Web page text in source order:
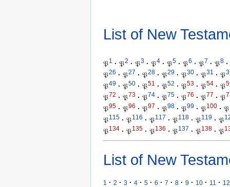
List of New
𝔓1 · 𝔓2 · 𝔓3 · 𝔓4 · 𝔓5 · 𝔓6 · 𝔓7 · 𝔓8 ·
𝔓26 · 𝔓27 · 𝔓28 · 𝔓29 · 𝔓30 · 𝔓31 · 𝔓
𝔓49 · 𝔓50 · 𝔓51 · 𝔓52 · 𝔓53 · 𝔓54 · 𝔓
𝔓72 · 𝔓73 · 𝔓74 · 𝔓75 · 𝔓76 · 𝔓77 · 𝔓
𝔓95 · 𝔓96 · 𝔓97 · 𝔓98 · 𝔓99 · 𝔓100 · 𝔓
𝔓115 · 𝔓116 · 𝔓117 · 𝔓118 · 𝔓119 · 𝔓
𝔓134 · 𝔓135 · 𝔓136 · 𝔓137 · 𝔓138 · 𝔓
List of New
1 · 2 · 3 · 4 · 5 · 6 · 7 · 8 · 9 · 10 · 11 · 12